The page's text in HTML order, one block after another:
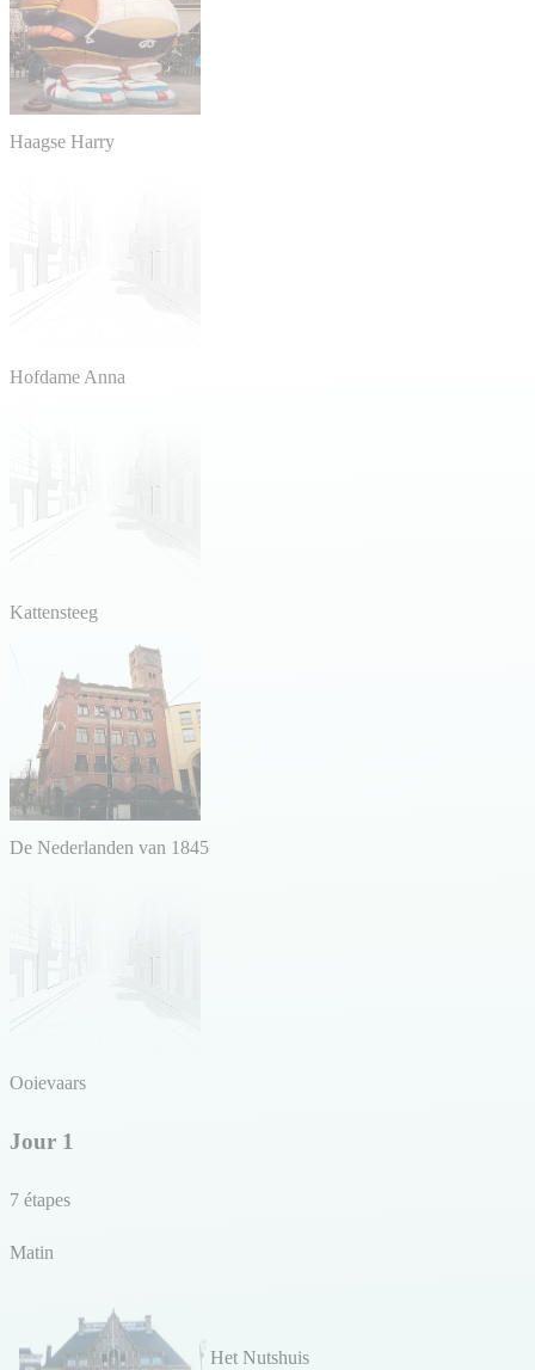
Haagse Harry
Hofdame Anna
Kattensteeg
De Nederlanden van 1845
Ooievaars
Jour 1
7 étapes
Matin
Het Nutshuis